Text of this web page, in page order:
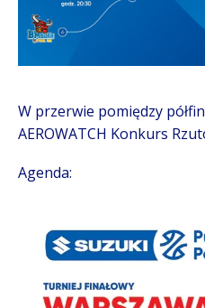
W przerwie pomiędzy
AEROWATCH Konkurs
Agenda: